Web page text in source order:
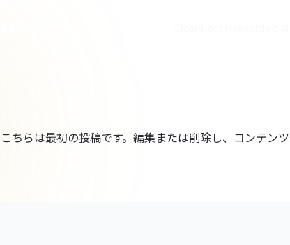
ちらは最初の投稿です。編集または削除し、コンテンツ